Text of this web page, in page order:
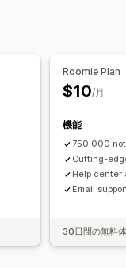
Roomie Plan
$10/月
機能
750,000
Cutting-
Help center
Email
30日間の無料